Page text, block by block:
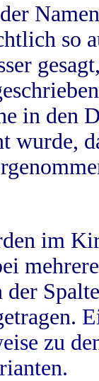
so
in
wurde,
im
zu